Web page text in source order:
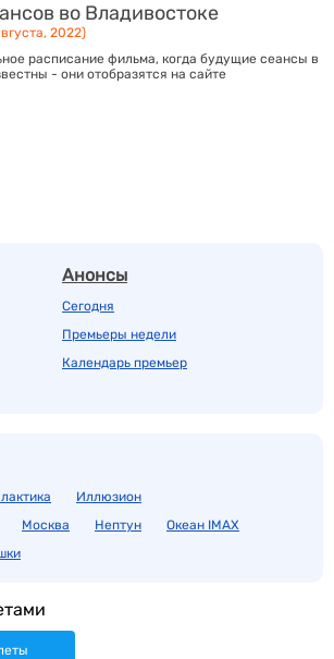
во Владивостоке
2022)
расписание фильма, когда будущие сеансы в
- они отобразятся на сайте
Анонсы
Сегодня
Премьеры недели
Календарь премьер
Иллюзион
Москва Нептун
Океан IMAX